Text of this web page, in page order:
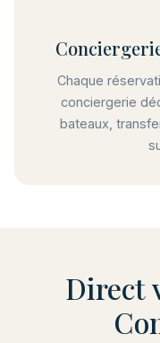
Chaque
conciergerie
bateaux,
Direct